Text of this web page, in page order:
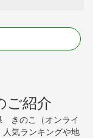
ご紹介
きのこ（オンライ
人気ランキングや地